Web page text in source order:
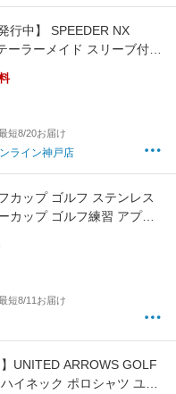
行中】 SPEEDER NX
ーラーメイド スリーブ付
ャフト speeder nx violet
レット Qi4D Qi35 Qi10
ス SIM bend神戸
ライン神戸
短8/20お届け
ライン神戸店
カップ ゴルフ ステンレス
カップ ゴルフ練習 アプロ
製 ゴルフ場 高耐久 1個 2
内/裏庭使用可能 ゴルフ練
短8/11お届け
】UNITED ARROWS GOLF
イネック ポロシャツ ユナ